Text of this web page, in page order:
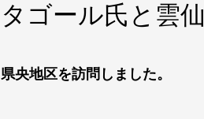
タゴール氏と雲仙
県央地区を訪問しました。